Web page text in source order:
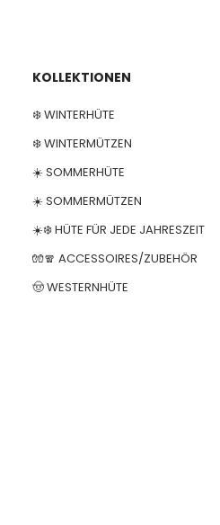
KOLLEKTIONEN
❄️ WINTERHÜTE
❄️ WINTERMÜTZEN
☀️ SOMMERHÜTE
☀️ SOMMERMÜTZEN
☀️❄️ HÜTE FÜR JEDE JAHRESZEIT
🧤🧣 ACCESSOIRES/ZUBEHÖR
🤠 WESTERNHÜTE